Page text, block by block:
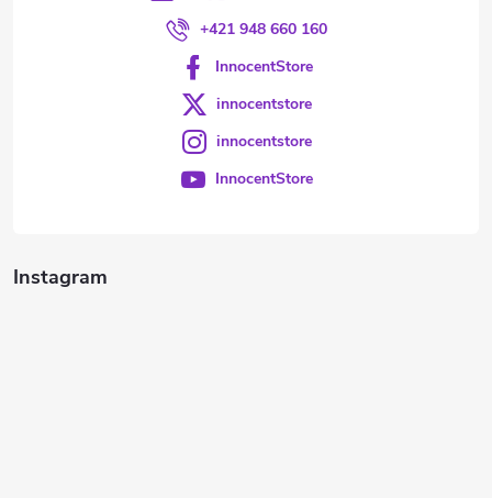
Instagram
+421 948 660 160
InnocentStore
innocentstore
innocentstore
InnocentStore